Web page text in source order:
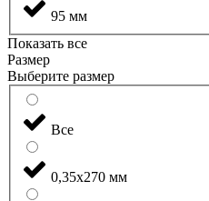
95 мм
Показать все
Размер
Выберите размер
Все
0,35x270 мм